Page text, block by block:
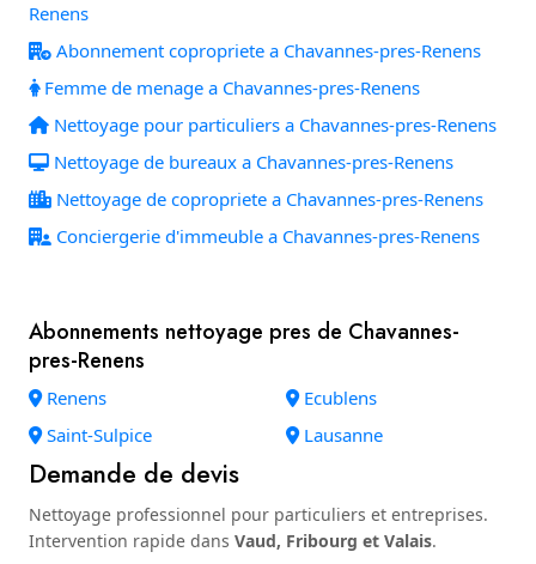
Renens
Abonnement copropriete a Chavannes-pres-Renens
Femme de menage a Chavannes-pres-Renens
Nettoyage pour particuliers a Chavannes-pres-Renens
Nettoyage de bureaux a Chavannes-pres-Renens
Nettoyage de copropriete a Chavannes-pres-Renens
Conciergerie d'immeuble a Chavannes-pres-Renens
Abonnements nettoyage pres de Chavannes-
pres-Renens
Renens
Ecublens
Saint-Sulpice
Lausanne
Demande de devis
Nettoyage professionnel pour particuliers et entreprises.
Intervention rapide dans Vaud, Fribourg et Valais.